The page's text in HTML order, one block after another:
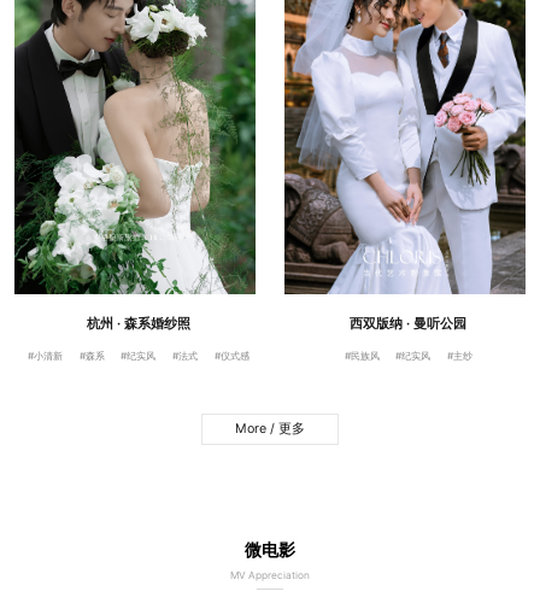
杭州 · 森系婚纱照
#小清新 #森系 #纪实风 #法式 #仪式感
西双版纳 · 曼听公园
#民族风 #纪实风 #主纱
More / 更多
微电影
MV Appreciation